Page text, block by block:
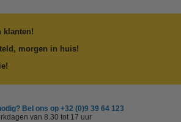
klanten!
morgen in huis!
Bel ons op +32 (0)9 39 64 123
van 8.30 tot 17 uur